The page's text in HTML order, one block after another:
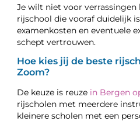
Je wilt niet voor verrassingen
rijschool die vooraf duidelijk
examenkosten en eventuele
schept vertrouwen.
Hoe kies jij de beste
Zoom?
De keuze is reuze in Bergen
rijscholen met meerdere
kleinere scholen met een